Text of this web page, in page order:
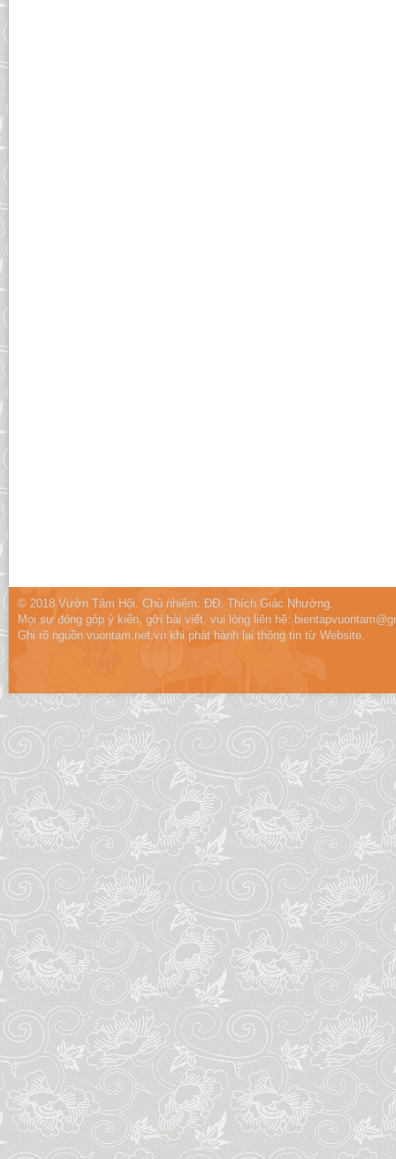
© 2018 Vườn Tâm Hội. Chủ nhiệm: ĐĐ. Thích Giác Nhường.
Mọi sự đóng góp ý kiến, gởi bài viết, vui lòng liên hệ:
Ghi rõ nguồn vuontam.net.vn khi phát hành lại thông tin từ Website.